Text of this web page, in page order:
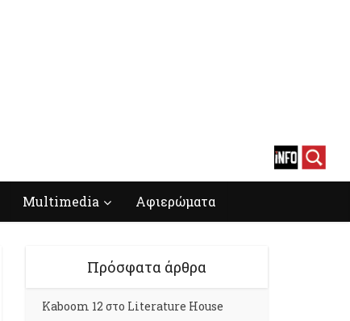
Multimedia Αφιερώματα
Πρόσφατα άρθρα
Kaboom 12 στο Literature House